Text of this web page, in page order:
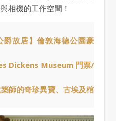
相機的工作空間！
爵故居】倫敦海德公園豪
Dickens Museum 門票/
師的奇珍異寶、古埃及棺